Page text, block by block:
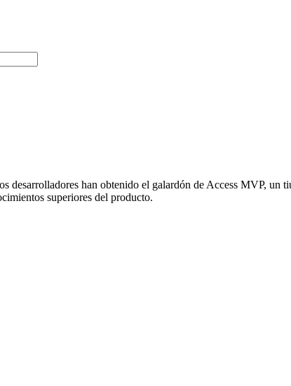
desarrolladores han obtenido el galardón de Access MVP, un
superiores del producto.